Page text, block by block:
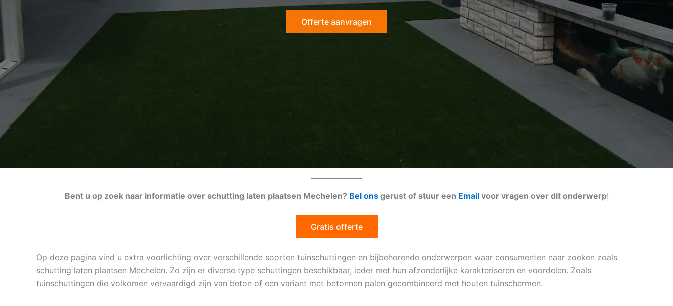
Offerte aanvragen
Bent u op zoek naar informatie over schutting laten plaatsen Mechelen? Bel onsgerust of stuur een Emailvoor vragen over dit onderwerp!
Gratis offerte
Op deze pagina vind u extra voorlichting over verschillende soorten tuinschuttingen en bijbehorende onderwerpen waar consumenten naar zoeken zoals
schutting laten plaatsen Mechelen. Zo zijn er diverse type schuttingen beschikbaar, ieder met hun afzonderlijke karakteriseren en voordelen. Zoals
tuinschuttingen die volkomen vervaardigd zijn van beton of een variant met betonnen palen gecombineerd met houten tuinschermen.